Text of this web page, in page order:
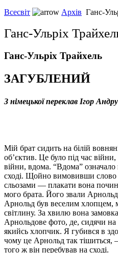
Всесвіт
Архів Ганс-
Ганс-Ульріх
Ганс-Ульріх Трайхель
ЗАГУБЛЕНИЙ
З німецької переклав Ігор
Мій брат сидить на білій
об’єктив. Це було під час
війни, вдома. “Вдома” означало
сході. Щойно вимовивши слово
сльозами — плакати вона
мого брата. Його звали
Арнольд був веселим хлопцем,
світлину. За хвилю вона
Арнольдове фото, де, сидячи на
якийсь хлопчик. Я губився в
чому це Арнольд так тішиться,
того ж він перебував на сході.